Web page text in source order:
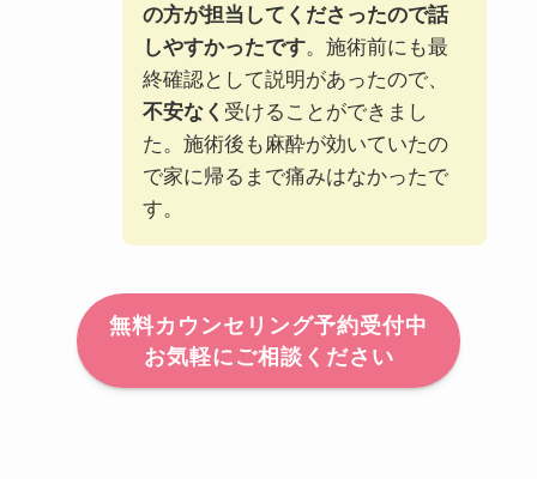
の方が担当してくださったので話
しやすかったです。施術前にも最
終確認として説明があったので、
不安なく 受けることができまし
た。施術後も麻酔が効いていたの
で家に帰るまで痛みはなかったで
す。
無料カウンセリング予約受付中
お気軽にご相談ください